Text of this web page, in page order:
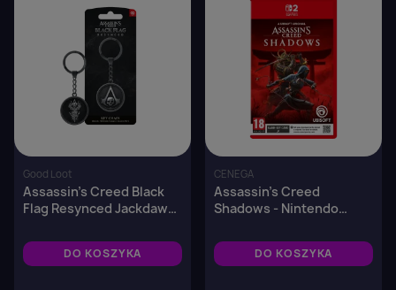
Good Loot
Assassin's Creed Black
Flag Resynced Jackdaw
DO KOSZYKA
CENEGA
Assassin's Creed
Shadows - Nintendo
DO KOSZYKA